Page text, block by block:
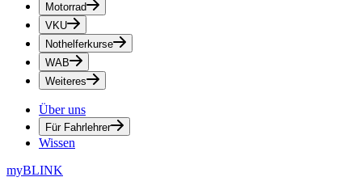
Motorrad
VKU
Nothelferkurse
WAB
Weiteres
Über uns
Für Fahrlehrer
Wissen
myBLINK